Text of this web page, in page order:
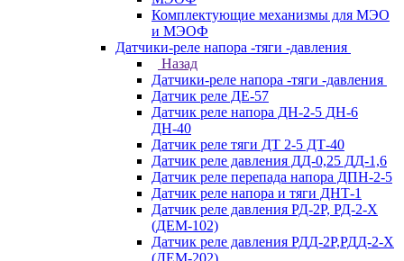
Комплектующие механизмы для МЭО
и МЭОФ
Датчики-реле напора -тяги -давления
Назад
Датчики-реле напора -тяги -давления
Датчик реле ДЕ-57
Датчик реле напора ДН-2-5 ДН-6
ДН-40
Датчик реле тяги ДТ 2-5 ДТ-40
Датчик реле давления ДД-0,25 ДД-1,6
Датчик реле перепада напора ДПН-2-5
Датчик реле напора и тяги ДНТ-1
Датчик реле давления РД-2Р, РД-2-Х
(ДЕМ-102)
Датчик реле давления РДД-2Р,РДД-2-Х
(ДЕМ-202)